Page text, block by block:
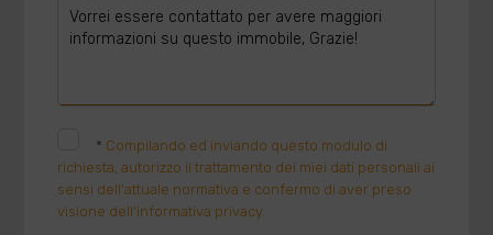
* Compilando ed inviando questo modulo di
richiesta, autorizzo il trattamento dei miei dati personali ai
sensi dell'attuale normativa e confermo di aver preso
visione dell'informativa privacy.